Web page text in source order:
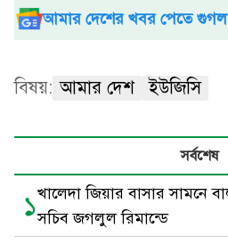
আমার দেশের খবর পেতে
বিষয়: আমার দেশ ইউজিসি
সর্বশেষ
১খালেদা জিয়ার বাসার সামনে
সচিব জগলুল রিমান্ডে